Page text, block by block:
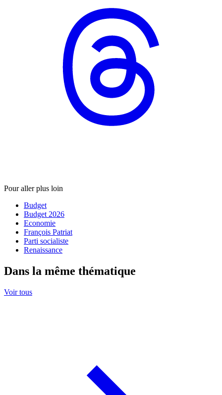
Pour aller plus loin
Budget
Budget 2026
Economie
François Patriat
Parti socialiste
Renaissance
Dans la même thématique
Voir tous